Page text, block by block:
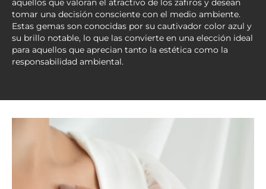
aquellos que valoran el atractivo de los zafiros y desean
tomar una decisión consciente con el medio ambiente.
Estas gemas son conocidas por su cautivador color azul y
su brillo notable, lo que las convierte en una elección ideal
para aquellos que aprecian tanto la estética como la
responsabilidad ambiental.